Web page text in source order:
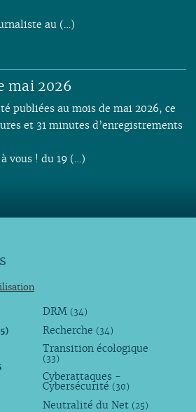
au (…)
mai 2026
publiées au mois de mai 2026, ce
et 31 minutes d’enregistrements
vous ! du 19 (…)
DRM (34)
Recherche (34)
Transition écologique
(33)
Cyberattaques -
Cybersécurité (30)
Neutralité du Net (25)